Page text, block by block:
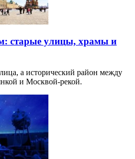
старые улицы, храмы и
а исторический район между
и Москвой-рекой.